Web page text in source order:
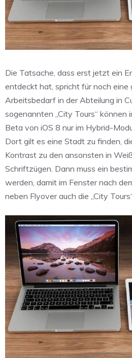
Die Tatsache, dass erst jetzt ein
entdeckt hat, spricht für noch eine
Arbeitsbedarf in der Abteilung in
sogenannten „City Tours“ können
Beta von iOS 8 nur im Hybrid-
Dort gilt es eine Stadt zu finden,
Kontrast zu den ansonsten in
Schriftzügen. Dann muss ein
werden, damit im Fenster nach
neben Flyover auch die „City